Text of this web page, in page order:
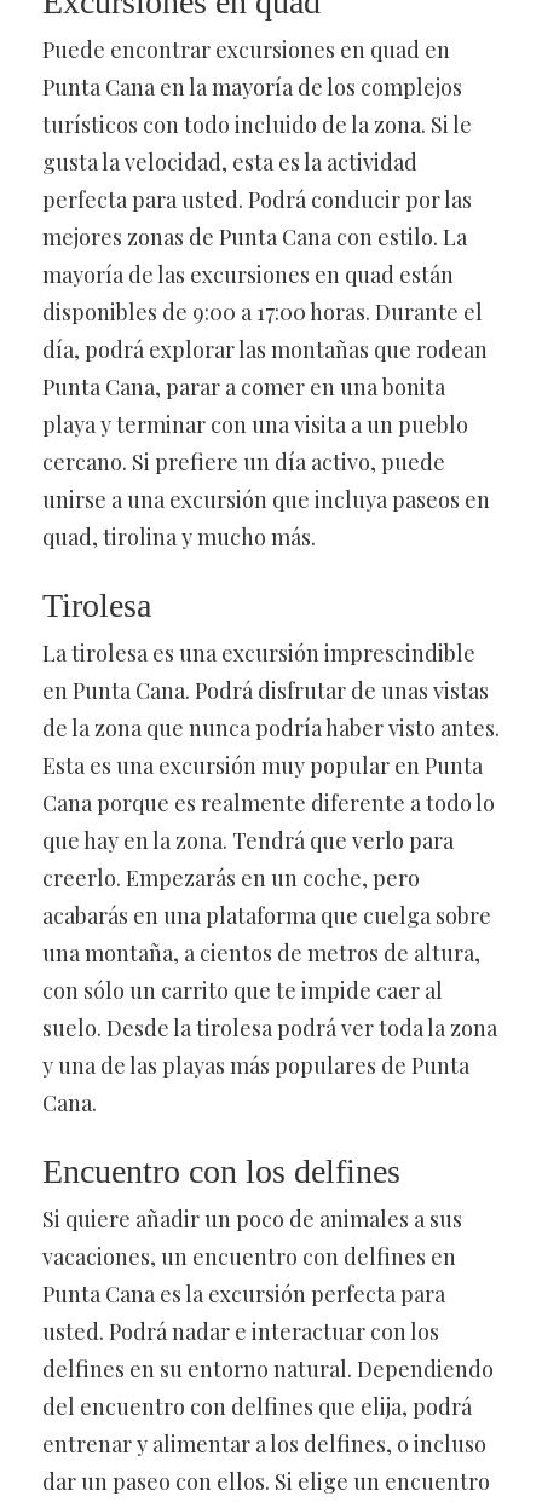
Puede encontrar excursiones en quad en
Punta Cana en la mayoría de los complejos
turísticos con todo incluido de la zona. Si le
gusta la velocidad, esta es la actividad
perfecta para usted. Podrá conducir por las
mejores zonas de Punta Cana con estilo. La
mayoría de las excursiones en quad están
disponibles de 9:00 a 17:00 horas. Durante el
día, podrá explorar las montañas que rodean
Punta Cana, parar a comer en una bonita
playa y terminar con una visita a un pueblo
cercano. Si prefiere un día activo, puede
unirse a una excursión que incluya paseos en
quad, tirolina y mucho más.
Tirolesa
La tirolesa es una excursión imprescindible
en Punta Cana. Podrá disfrutar de unas vistas
de la zona que nunca podría haber visto antes.
Esta es una excursión muy popular en Punta
Cana porque es realmente diferente a todo lo
que hay en la zona. Tendrá que verlo para
creerlo. Empezarás en un coche, pero
acabarás en una plataforma que cuelga sobre
una montaña, a cientos de metros de altura,
con sólo un carrito que te impide caer al
suelo. Desde la tirolesa podrá ver toda la zona
y una de las playas más populares de Punta
Cana.
Encuentro con los delfines
Si quiere añadir un poco de animales a sus
vacaciones, un encuentro con delfines en
Punta Cana es la excursión perfecta para
usted. Podrá nadar e interactuar con los
delfines en su entorno natural. Dependiendo
del encuentro con delfines que elija, podrá
entrenar y alimentar a los delfines, o incluso
dar un paseo con ellos. Si elige un encuentro